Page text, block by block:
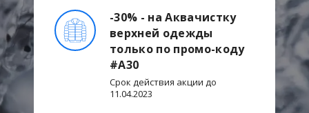
-30% - на Аквачистку
верхней одежды
только по промо-коду
#А30
Срок действия акции до
11.04.2023